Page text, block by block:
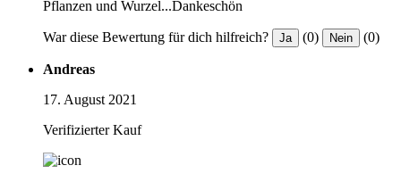
Pflanzen und Wurzel...Dankeschön
War diese Bewertung für dich hilfreich? Ja (0) Nein (0)
Andreas
17. August 2021
Verifizierter Kauf